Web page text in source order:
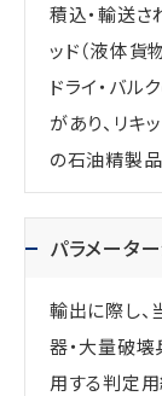
積込・輸送さ
ッド（液体貨
ドライ・バル
があり、リキ
の石油精製品
パラメータ
輸出に際し
器・大量破
用する判定用